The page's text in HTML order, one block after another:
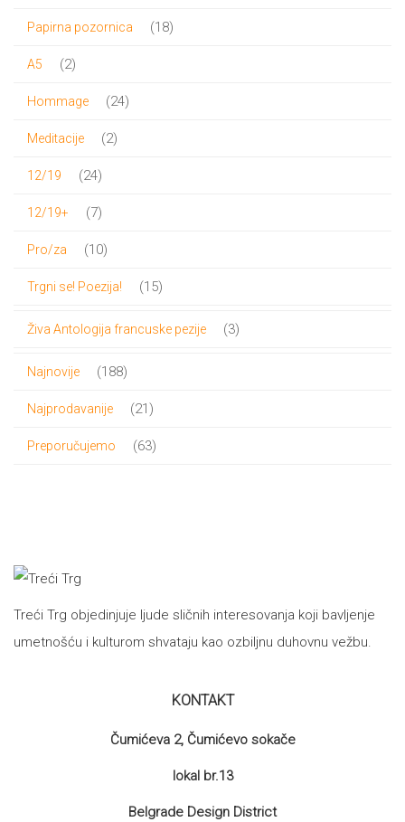
Papirna pozornica 1818
A5 22
Hommage 2424
Meditacije 22
12/19 2424
12/19+ 77
Pro/za 1010
Trgni se! Poezija! 1515
Živa Antologija francuske pezije 33
Najnovije 188188
Najprodavanije 21 21
Preporučujemo 6363
Treći Trg objedinjuje ljude sličnih interesovanja koji bavljenje
umetnošću i kulturom shvataju kao ozbiljnu duhovnu vežbu.
KONTAKT
Čumićeva 2, Čumićevo sokače
lokal br.13
Belgrade Design District